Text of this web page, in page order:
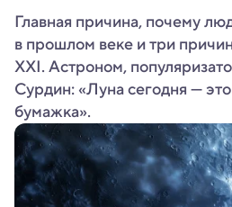
Главная причина, почему
в прошлом веке и три
XXI. Астроном,
Сурдин: «Луна сегодня —
бумажка».